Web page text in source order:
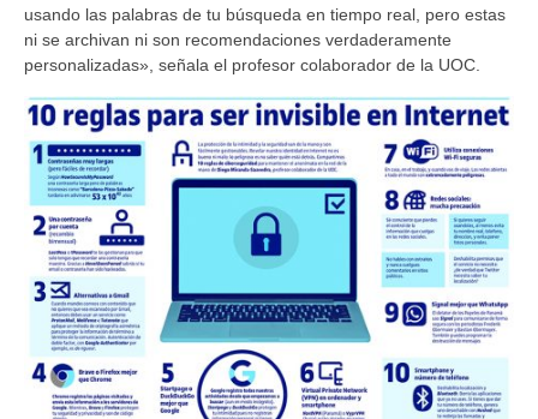
usando las palabras de tu búsqueda en tiempo real, pero estas
ni se archivan ni son recomendaciones verdaderamente
personalizadas», señala el profesor colaborador de la UOC.